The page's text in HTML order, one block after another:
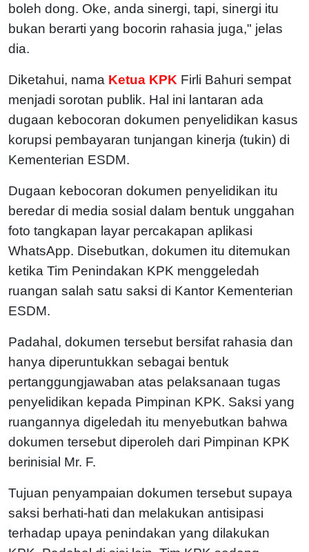
boleh dong. Oke, anda sinergi, tapi, sinergi itu
bukan berarti yang bocorin rahasia juga," jelas
dia.
Diketahui, nama Ketua KPK Firli Bahuri sempat
menjadi sorotan publik. Hal ini lantaran ada
dugaan kebocoran dokumen penyelidikan kasus
korupsi pembayaran tunjangan kinerja (tukin) di
Kementerian ESDM.
Dugaan kebocoran dokumen penyelidikan itu
beredar di media sosial dalam bentuk unggahan
foto tangkapan layar percakapan aplikasi
WhatsApp. Disebutkan, dokumen itu ditemukan
ketika Tim Penindakan KPK menggeledah
ruangan salah satu saksi di Kantor Kementerian
ESDM.
Padahal, dokumen tersebut bersifat rahasia dan
hanya diperuntukkan sebagai bentuk
pertanggungjawaban atas pelaksanaan tugas
penyelidikan kepada Pimpinan KPK. Saksi yang
ruangannya digeledah itu menyebutkan bahwa
dokumen tersebut diperoleh dari Pimpinan KPK
berinisial Mr. F.
Tujuan penyampaian dokumen tersebut supaya
saksi berhati-hati dan melakukan antisipasi
terhadap upaya penindakan yang dilakukan